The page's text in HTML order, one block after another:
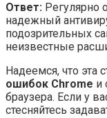
Ответ: Регулярно
надежный
подозрительных
неизвестные
Надеемся, что эта
ошибок Chrome и
браузера. Если у
стесняйтесь